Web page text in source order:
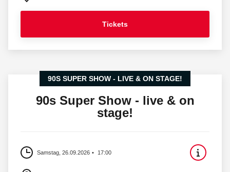
Tickets
90S SUPER SHOW - LIVE & ON STAGE!
90s Super Show - live & on
stage!
Samstag, 26.09.2026 17:00